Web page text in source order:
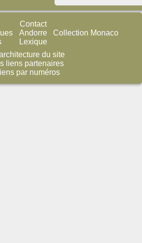
Contact
Andorre
Lexique
Collection Monaco
du site
liens partenaires
liens par numéros